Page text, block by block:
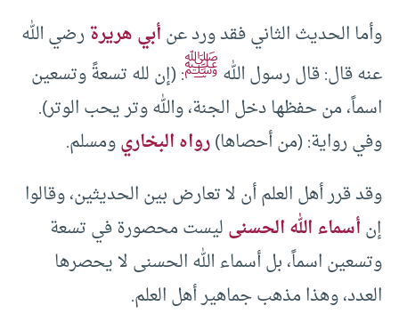
وأما الحديث الثاني فقد ورد عنأبي هريرةرضي الله
عنه قال: قال رسول اللهﷺ: (إن لله تسعةً وتسعين
اسماً، من حفظها دخل الجنة، والله وتر يحب الوتر).
وفي رواية: (من أحصاها)رواه البخاريومسلم.
وقد قرر أهل العلم أن لا تعارض بين الحديثين، وقالوا
إنأسماء الله الحسنىليست محصورة في تسعة
وتسعين اسماً، بل أسماء الله الحسنى لا يحصرها
العدد، وهذا مذهب جماهير أهل العلم.